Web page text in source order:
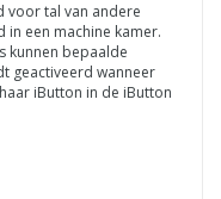
voor tal van andere
een machine kamer.
kunnen bepaalde
geactiveerd wanneer
iButton in de iButton